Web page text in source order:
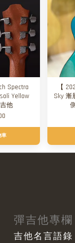
Spectra
Yellow
他
車
【
Sky 漸
彈吉他專欄
吉他名言語錄